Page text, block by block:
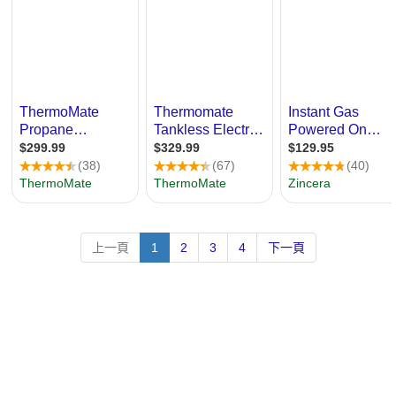
車、交大園區騎車也只要約5分鐘車程， 往返的時間與油錢就不知
省多少了 讀書到半夜，想吃個宵夜，下樓走個兩步就有了! 位於市
區卻沒有市區的喧囂，多好的地方啊~ 7.【家電傢俱只要非人為因素
損壞都算房東的】【禁養寵物、植物】 0932286639 蔡先生
上一頁 1 2 3 4 下一頁